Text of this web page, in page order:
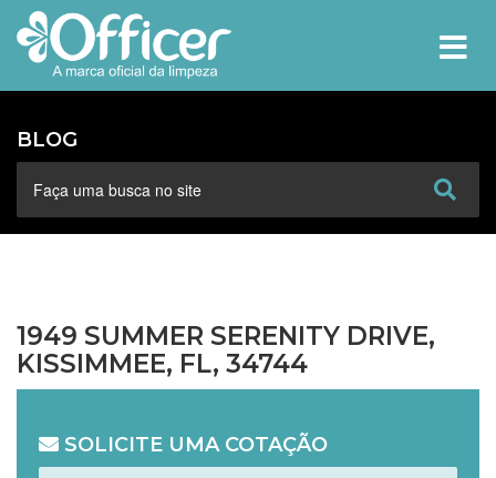
BLOG
1949 SUMMER SERENITY DRIVE,
KISSIMMEE, FL, 34744
SOLICITE UMA COTAÇÃO